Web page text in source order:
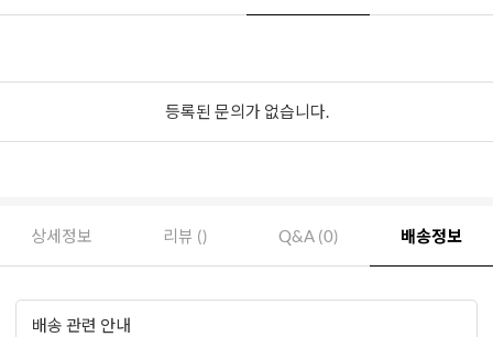
등록된 문의가 없습니다.
상세정보 리뷰 () Q&A (0) 배송정보
배송 관련 안내